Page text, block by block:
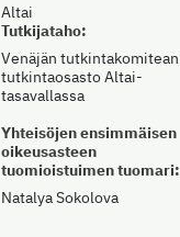
Altai
Tutkijataho:
Venäjän tutkintakomitean
tutkintaosasto Altai-
tasavallassa
Yhteisöjen ensimmäisen
oikeusasteen
tuomioistuimen tuomari:
Natalya Sokolova